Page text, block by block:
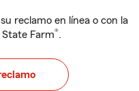
reclamo en línea o con la
Farm®.